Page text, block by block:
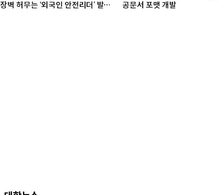
장벽 허무는 ‘외국인 안전리더’ 발대
공문서 포맷 개발